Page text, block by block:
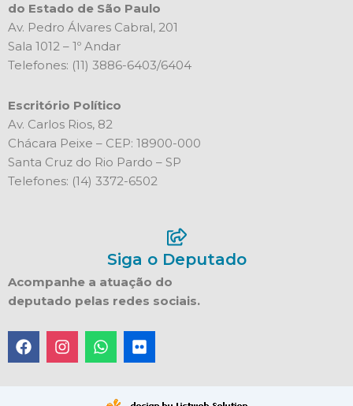
do Estado de São Paulo
Av. Pedro Álvares Cabral, 201
Sala 1012 – 1º Andar
Telefones: (11) 3886-6403/6404
Escritório Político
Av. Carlos Rios, 82
Chácara Peixe – CEP: 18900-000
Santa Cruz do Rio Pardo – SP
Telefones: (14) 3372-6502
Siga o Deputado
Acompanhe a atuação do
deputado pelas redes sociais.
F
a
I
n
W
h
s
F
l
k